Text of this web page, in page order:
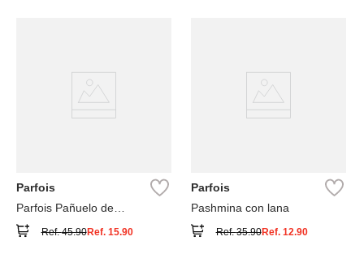
Parfois
Parfois Pañuelo de
Ref.45.90Ref. 15.90
Parfois
Pashmina con lana
Ref.35.90Ref. 12.90